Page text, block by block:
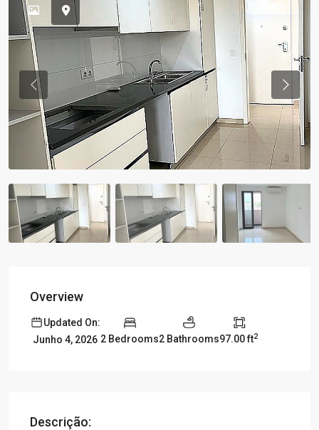
Ocupado
Previous
Overview
Updated On:
Junho 4, 2026 2 Bedrooms2 Bathrooms97.00 ft2
Descrição: